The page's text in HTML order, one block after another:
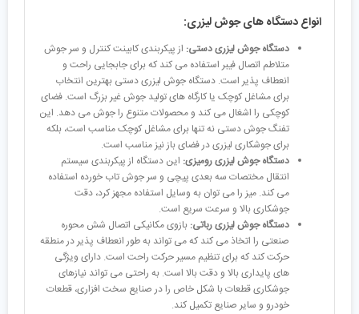
انواع دستگاه های جوش لیزری:
دستگاه جوش لیزری دستی: از پیکربندی کابینت کنترل و سر جوش
متلاطم اتصال فیبر استفاده می کند که برای جابجایی راحت و
انعطاف پذیر است. دستگاه جوش لیزری دستی بهترین انتخاب
برای مشاغل کوچک یا کارگاه های تولید جوش غیر بزرگ است. فضای
کوچکی را اشغال می کند و محصولات متنوع را جوش می دهد. این
تفنگ جوش دستی نه تنها برای مشاغل کوچک مناسب است، بلکه
برای جوشکاری لیزری در فضای باز نیز مناسب است.
دستگاه جوش لیزری رومیزی: این دستگاه از پیکربندی سیستم
انتقال مختصات سه بعدی پیچی و سر جوش تاب خورده استفاده
می کند. میز را می توان به وسایل استفاده مجهز کرد، دقت
جوشکاری بالا و سرعت سریع است.
دستگاه جوش لیزری رباتی: بازوی مکانیکی اتصال شش محوره
صنعتی را اتخاذ می کند که می تواند به طور انعطاف پذیر در منطقه
حرکت کند که برای تنظیم مسیر حرکت راحت است. دارای ویژگی
های پایداری بالا و دقت بالا است. به راحتی می تواند نیازهای
جوشکاری قطعات با شکل خاص را در صنایع سخت افزاری، قطعات
خودرو و سایر صنایع تکمیل کند.